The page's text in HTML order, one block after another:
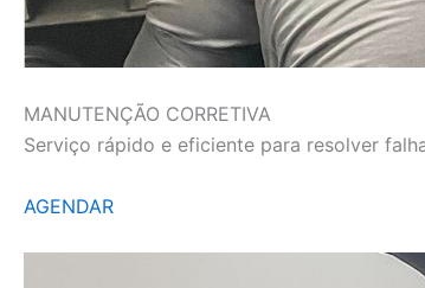
MANUTENÇÃO CORRETIVA
Serviço rápido e eficiente para resolver
AGENDAR